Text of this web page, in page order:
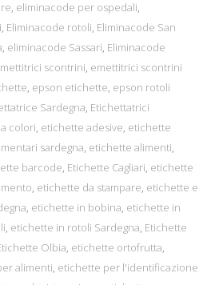
, eliminacode per ospedali,
, Eliminacode rotoli, Eliminacode San
, eliminacode Sassari, Eliminacode
scontrini, emettitrici scontrini
, epson etichette, epson rotoli
Sardegna, Etichettatrici
colori, etichette adesive, etichette
sardegna, etichette alimenti,
barcode, Etichette Cagliari, etichette
, etichette da stampare, etichette e
, etichette in bobina, etichette in
, etichette in rotoli Sardegna, Etichette
Olbia, etichette ortofrutta,
alimenti, etichette per l'identificazione